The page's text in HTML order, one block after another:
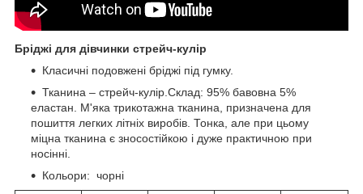
Бріджі для дівчинки стрейч-кулір
Класичні подовжені бріджі під гумку.
Тканина – стрейч-кулір.Склад: 95% бавовна 5%
еластан. М'яка трикотажна тканина, призначена для
пошиття легких літніх виробів. Тонка, але при цьому
міцна тканина є зносостійкою і дуже практичною при
носінні.
Кольори: чорні